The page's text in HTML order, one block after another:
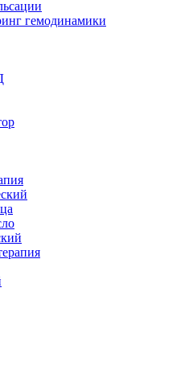
гемодинамики